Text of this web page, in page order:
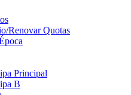
Renovar Quotas
Principal
B